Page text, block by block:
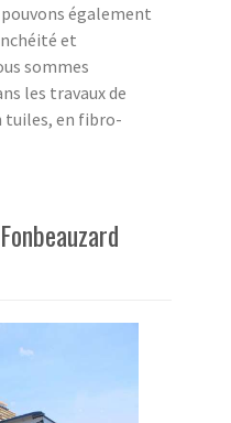
également
et
sommes
les travaux de
tuiles, en fibro-